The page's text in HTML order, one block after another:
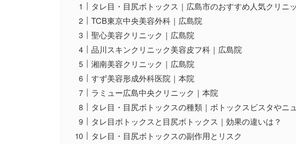
タレ目・目尻ボトックス｜広島市のおすすめ人気クリニ
TCB東京中央美容外科｜広島院
聖心美容クリニック｜広島院
品川スキンクリニック美容皮フ科｜広島院
湘南美容クリニック｜広島院
すず美容形成外科医院｜本院
ラミュー広島中央クリニック｜本院
タレ目・目尻ボトックスの種類｜ボトックスビスタやニ
タレ目ボトックスと目尻ボトックス｜効果の違いは？
タレ目・目尻ボトックスの副作用とリスク